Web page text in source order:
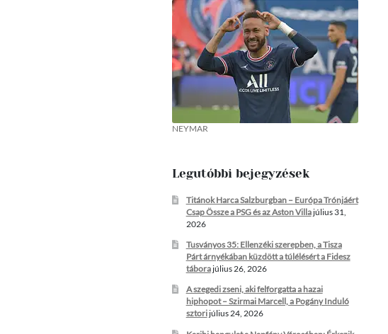
NEYMAR
Legutóbbi bejegyzések
Titánok Harca Salzburgban – Európa Trónjáért
Csap Össze a PSG és az Aston Villajúlius 31,
2026
Tusványos 35: Ellenzéki szerepben, a Tisza
Párt árnyékában küzdött a túlélésért a Fidesz
táborajúlius 26, 2026
A szegedi zseni, aki felforgatta a hazai
hiphopot – Szirmai Marcell, a Pogány Induló
sztorijúlius 24, 2026